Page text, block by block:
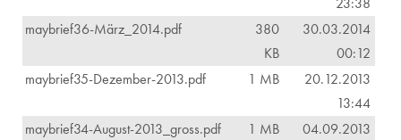
maybrief36-März_2014.pdf
380
KB
30.03.2014
00:12
maybrief35-Dezember-2013.pdf
1 MB
20.12.2013
13:44
maybrief34-August-2013_gross.pdf
1 MB
04.09.2013